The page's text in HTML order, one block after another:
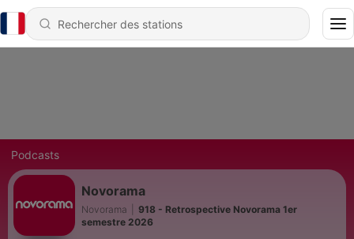
Podcasts
Novorama
Novorama
918 - Retrospective Novorama 1er
semestre 2026